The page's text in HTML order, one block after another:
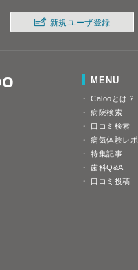
新規ユーザ登録
MENU
Calooとは？
病院検索
口コミ検索
病気体験レポ
特集記事
歯科Q&A
口コミ投稿